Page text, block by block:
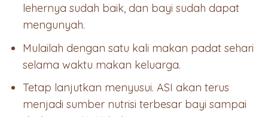
lehernya sudah baik, dan bayi sudah dapat
mengunyah.
Mulailah dengan satu kali makan padat sehari
selama waktu makan keluarga.
Tetap lanjutkan menyusui. ASI akan terus
menjadi sumber nutrisi terbesar bayi sampai